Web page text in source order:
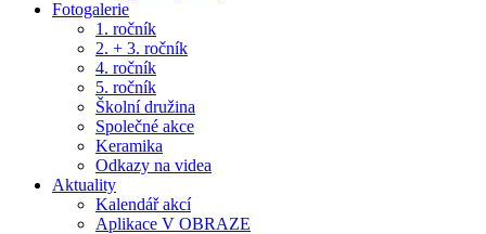
Fotogalerie
1. ročník
2. + 3. ročník
4. ročník
5. ročník
Školní družina
Společné akce
Keramika
Odkazy na videa
Aktuality
Kalendář akcí
Aplikace V OBRAZE